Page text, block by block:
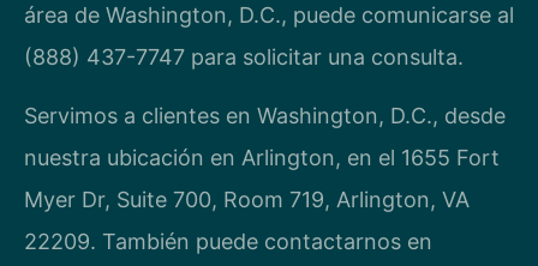
área de Washington, D.C., puede comunicarse al
(888) 437-7747 para solicitar una consulta.
Servimos a clientes en Washington, D.C., desde
nuestra ubicación en Arlington, en el 1655 Fort
Myer Dr, Suite 700, Room 719, Arlington, VA
22209. También puede contactarnos en